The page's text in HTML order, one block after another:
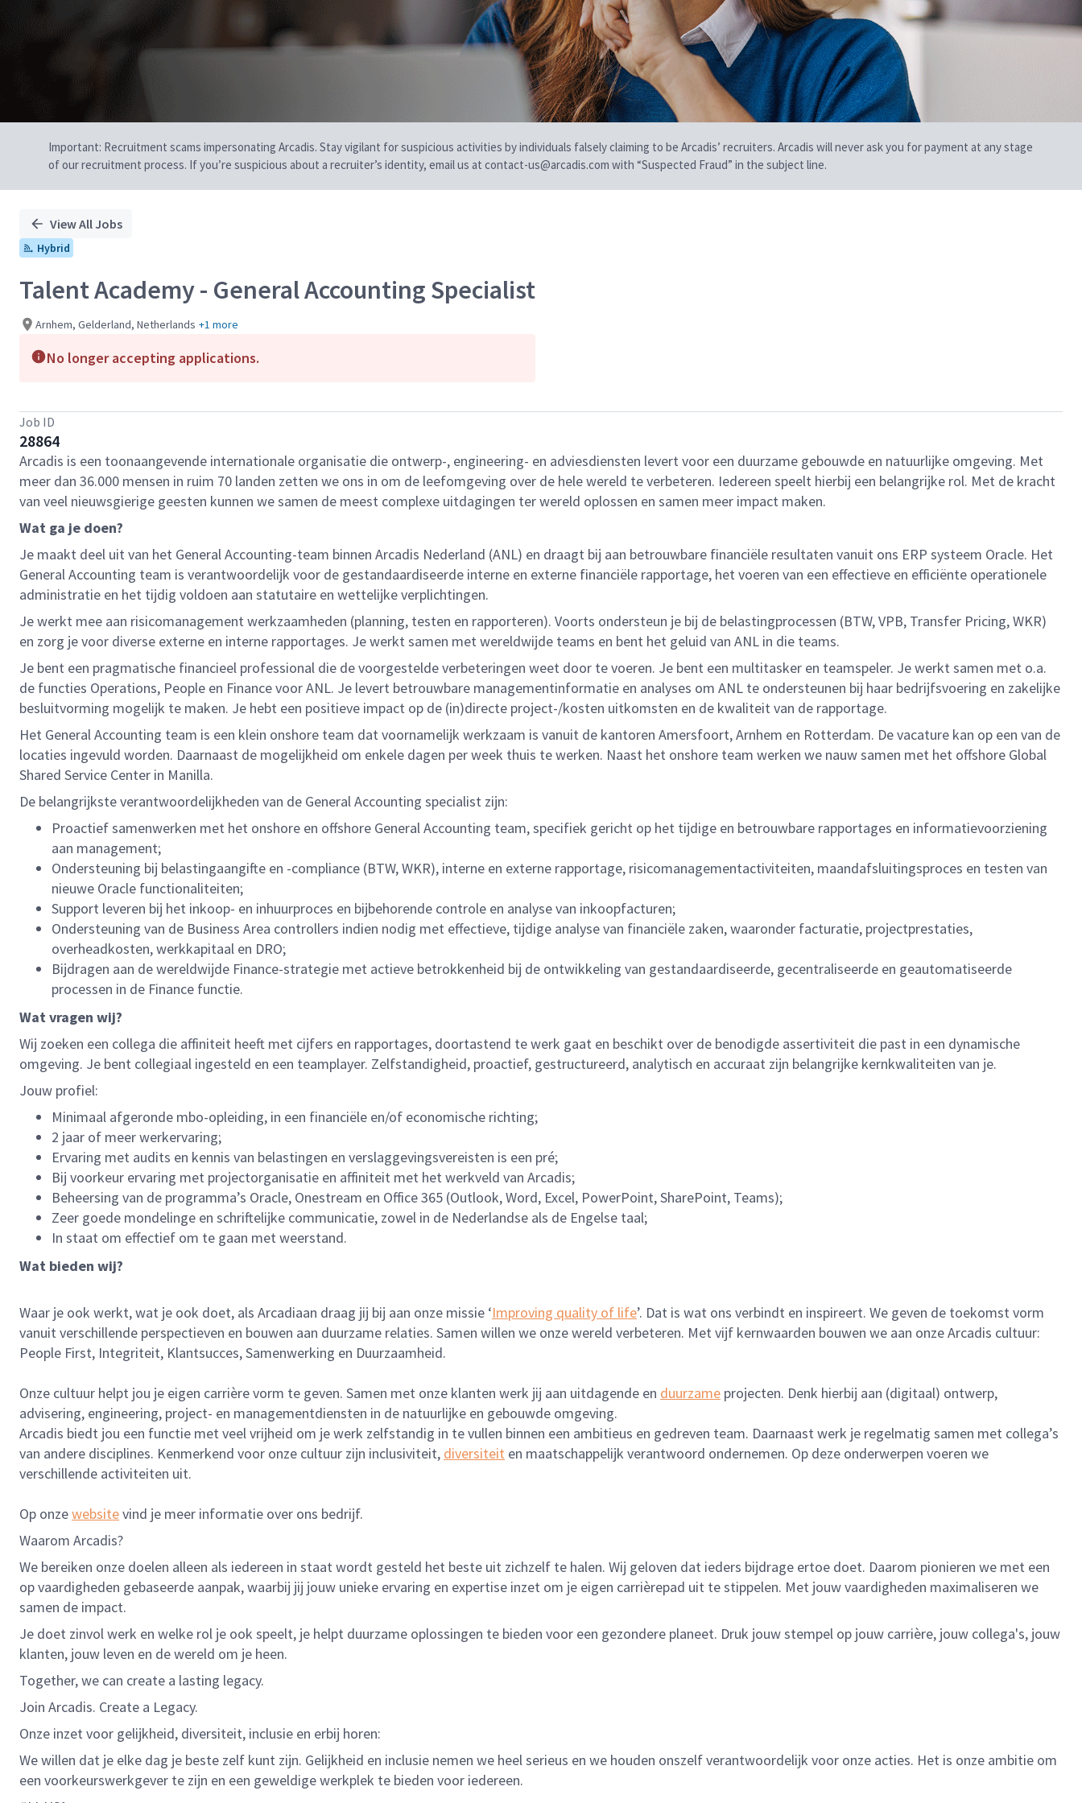
Important: Recruitment scams impersonating Arcadis. Stay vigilant for suspicious activities by individuals falsely claiming to be Arcadis’ recruiters. Arcadis will never ask you for payment at any stage
of our recruitment process. If you’re suspicious about a recruiter’s identity, email us at contact-us@arcadis.com with “Suspected Fraud” in the subject line.
View All Jobs
Hybrid
Talent Academy - General Accounting Specialist
Arnhem, Gelderland, Netherlands +1 more
No longer accepting applications.
Job ID
28864
Arcadis is een toonaangevende internationale organisatie die ontwerp-, engineering- en adviesdiensten levert voor een duurzame gebouwde en natuurlijke omgeving. Met
meer dan 36.000 mensen in ruim 70 landen zetten we ons in om de leefomgeving over de hele wereld te verbeteren. Iedereen speelt hierbij een belangrijke rol. Met de kracht
van veel nieuwsgierige geesten kunnen we samen de meest complexe uitdagingen ter wereld oplossen en samen meer impact maken.
Wat ga je doen?
Je maakt deel uit van het General Accounting-team binnen Arcadis Nederland (ANL) en draagt bij aan betrouwbare financiële resultaten vanuit ons ERP systeem Oracle. Het
General Accounting team is verantwoordelijk voor de gestandaardiseerde interne en externe financiële rapportage, het voeren van een effectieve en efficiënte operationele
administratie en het tijdig voldoen aan statutaire en wettelijke verplichtingen.
Je werkt mee aan risicomanagement werkzaamheden (planning, testen en rapporteren). Voorts ondersteun je bij de belastingprocessen (BTW, VPB, Transfer Pricing, WKR)
en zorg je voor diverse externe en interne rapportages. Je werkt samen met wereldwijde teams en bent het geluid van ANL in die teams.
Je bent een pragmatische financieel professional die de voorgestelde verbeteringen weet door te voeren. Je bent een multitasker en teamspeler. Je werkt samen met o.a.
de functies Operations, People en Finance voor ANL. Je levert betrouwbare managementinformatie en analyses om ANL te ondersteunen bij haar bedrijfsvoering en zakelijke
besluitvorming mogelijk te maken. Je hebt een positieve impact op de (in)directe project-/kosten uitkomsten en de kwaliteit van de rapportage.
Het General Accounting team is een klein onshore team dat voornamelijk werkzaam is vanuit de kantoren Amersfoort, Arnhem en Rotterdam. De vacature kan op een van de
locaties ingevuld worden. Daarnaast de mogelijkheid om enkele dagen per week thuis te werken. Naast het onshore team werken we nauw samen met het offshore Global
Shared Service Center in Manilla.
De belangrijkste verantwoordelijkheden van de General Accounting specialist zijn:
Proactief samenwerken met het onshore en offshore General Accounting team, specifiek gericht op het tijdige en betrouwbare rapportages en informatievoorziening
aan management;
Ondersteuning bij belastingaangifte en -compliance (BTW, WKR), interne en externe rapportage, risicomanagementactiviteiten, maandafsluitingsproces en testen van
nieuwe Oracle functionaliteiten;
Support leveren bij het inkoop- en inhuurproces en bijbehorende controle en analyse van inkoopfacturen;
Ondersteuning van de Business Area controllers indien nodig met effectieve, tijdige analyse van financiële zaken, waaronder facturatie, projectprestaties,
overheadkosten, werkkapitaal en DRO;
Bijdragen aan de wereldwijde Finance-strategie met actieve betrokkenheid bij de ontwikkeling van gestandaardiseerde, gecentraliseerde en geautomatiseerde
processen in de Finance functie.
Wat vragen wij?
Wij zoeken een collega die affiniteit heeft met cijfers en rapportages, doortastend te werk gaat en beschikt over de benodigde assertiviteit die past in een dynamische
omgeving. Je bent collegiaal ingesteld en een teamplayer. Zelfstandigheid, proactief, gestructureerd, analytisch en accuraat zijn belangrijke kernkwaliteiten van je.
Jouw profiel:
Minimaal afgeronde mbo-opleiding, in een financiële en/of economische richting;
2 jaar of meer werkervaring;
Ervaring met audits en kennis van belastingen en verslaggevingsvereisten is een pré;
Bij voorkeur ervaring met projectorganisatie en affiniteit met het werkveld van Arcadis;
Beheersing van de programma’s Oracle, Onestream en Office 365 (Outlook, Word, Excel, PowerPoint, SharePoint, Teams);
Zeer goede mondelinge en schriftelijke communicatie, zowel in de Nederlandse als de Engelse taal;
In staat om effectief om te gaan met weerstand.
Wat bieden wij?
Waar je ook werkt, wat je ook doet, als Arcadiaan draag jij bij aan onze missie ‘Improving quality of life’. Dat is wat ons verbindt en inspireert. We geven de toekomst vorm
vanuit verschillende perspectieven en bouwen aan duurzame relaties. Samen willen we onze wereld verbeteren. Met vijf kernwaarden bouwen we aan onze Arcadis cultuur:
People First, Integriteit, Klantsucces, Samenwerking en Duurzaamheid.
Onze cultuur helpt jou je eigen carrière vorm te geven. Samen met onze klanten werk jij aan uitdagende en duurzame projecten. Denk hierbij aan (digitaal) ontwerp,
advisering, engineering, project- en managementdiensten in de natuurlijke en gebouwde omgeving.
Arcadis biedt jou een functie met veel vrijheid om je werk zelfstandig in te vullen binnen een ambitieus en gedreven team. Daarnaast werk je regelmatig samen met collega’s
van andere disciplines. Kenmerkend voor onze cultuur zijn inclusiviteit, diversiteit en maatschappelijk verantwoord ondernemen. Op deze onderwerpen voeren we
verschillende activiteiten uit.
Op onzewebsitevind je meer informatie over ons bedrijf.
Waarom Arcadis?
We bereiken onze doelen alleen als iedereen in staat wordt gesteld het beste uit zichzelf te halen. Wij geloven dat ieders bijdrage ertoe doet. Daarom pionieren we met een
op vaardigheden gebaseerde aanpak, waarbij jij jouw unieke ervaring en expertise inzet om je eigen carrièrepad uit te stippelen. Met jouw vaardigheden maximaliseren we
samen de impact.
Je doet zinvol werk en welke rol je ook speelt, je helpt duurzame oplossingen te bieden voor een gezondere planeet. Druk jouw stempel op jouw carrière, jouw collega's, jouw
klanten, jouw leven en de wereld om je heen.
Together, we can create a lasting legacy.
Join Arcadis. Create a Legacy.
Onze inzet voor gelijkheid, diversiteit, inclusie en erbij horen:
We willen dat je elke dag je beste zelf kunt zijn. Gelijkheid en inclusie nemen we heel serieus en we houden onszelf verantwoordelijk voor onze acties. Het is onze ambitie om
een voorkeurswerkgever te zijn en een geweldige werkplek te bieden voor iedereen.